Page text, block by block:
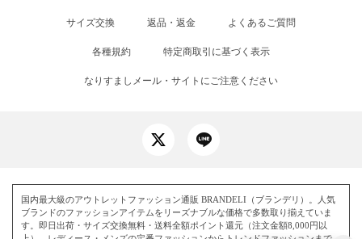
サイズ交換 返品・返金 よくあるご質問
各種規約 特定商取引に基づく表示
なりすましメール・サイトにご注意ください
国内最大級のアウトレットファッション通販 BRANDELI（ブランデリ）。人気
ブランドのファッションアイテムをリーズナブルな価格で多数取り揃えていま
す。即日出荷・サイズ交換無料・送料全額ポイント還元（注文金額8,000円以